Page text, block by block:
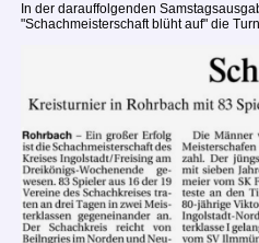
In der darauffolgenden
"Schachmeisterschaft blüht auf" die